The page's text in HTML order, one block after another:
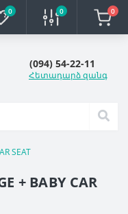
0 0 0
(094) 54-22-11
Հետադարձ զանգ
SEAT
+ BABY CAR